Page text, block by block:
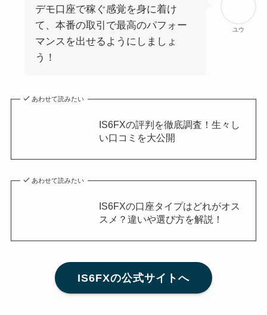
ユウ
デモ口座で稼ぐ感覚を身に着け
て、本番の取引で最高のパフォー
マンスを出せるようにしましょ
う！
あわせて読みたい
IS6FXの評判を徹底調査！生々し
い口コミを大公開
あわせて読みたい
IS6FXの口座タイプはどれがオス
スメ？違いや選び方を解説！
IS6FXの公式サイトへ